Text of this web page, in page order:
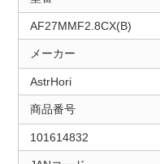
AF27MMF2.8CX(B)
メーカー
AstrHori
商品番号
101614832